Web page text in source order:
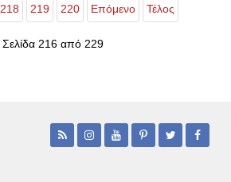
218 219 220 Επόμενο Τέλος
Σελίδα 216 από 229